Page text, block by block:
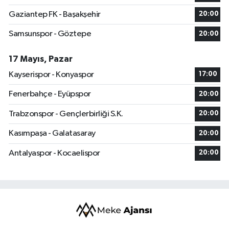
Gaziantep FK - Başakşehir 20:00
Samsunspor - Göztepe 20:00
17 Mayıs, Pazar
Kayserispor - Konyaspor
17:00
Fenerbahçe - Eyüpspor 20:00
Trabzonspor - Gençlerbirliği S.K. 20:00
Kasımpaşa - Galatasaray 20:00
Antalyaspor - Kocaelispor 20:00